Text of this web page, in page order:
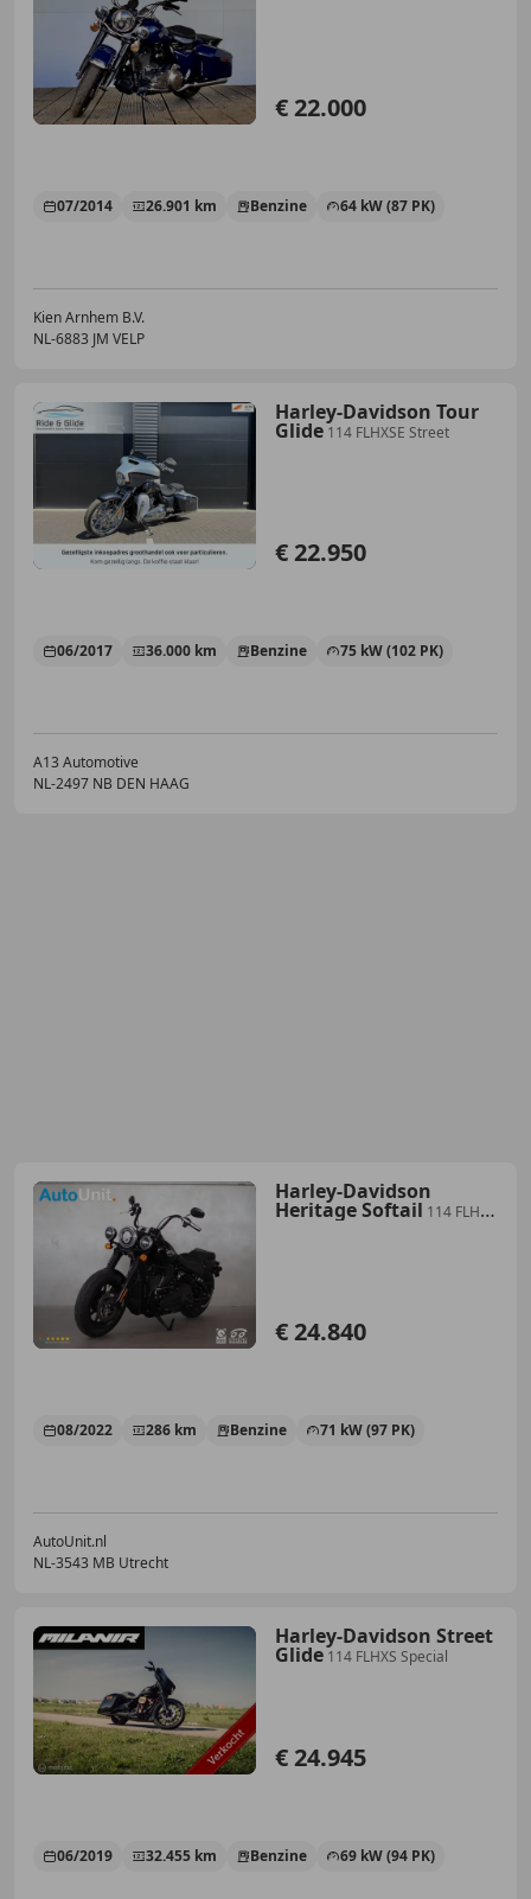
€ 22.000
07/2014 26.901 km Benzine 64 kW (87 PK)
Kien Arnhem B.V.
NL-6883 JM VELP
Harley-Davidson Tour
Glide 114 FLHXSE Street
€ 22.950
06/2017 36.000 km Benzine 75 kW (102 PK)
A13 Automotive
NL-2497 NB DEN HAAG
Harley-Davidson
Heritage Softail 114 FLHCS
€ 24.840
08/2022 286 km Benzine 71 kW (97 PK)
AutoUnit.nl
NL-3543 MB Utrecht
Harley-Davidson Street
Glide 114 FLHXS Special
€ 24.945
06/2019 32.455 km Benzine 69 kW (94 PK)